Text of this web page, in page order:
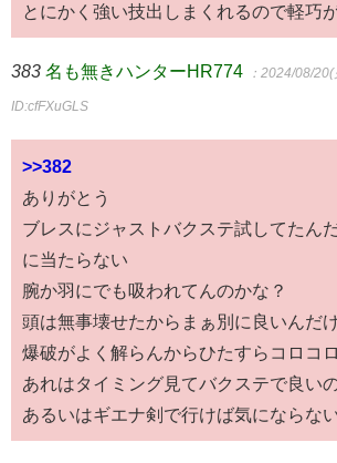
とにかく強い技出しまくれるので軽巧
383 名も無きハンターHR774 ：2024/08/
ID:cfFXuGLS
>>382
ありがとう
ブレスにジャストバクステ試してたん
に当たらない
腕か羽にでも吸われてんのかな？
頭は無事壊せたからまぁ別に良いんだ
爆破がよく解らんからひたすらコロコ
あれはタイミング見てバクステで良い
あるいはギエナ剣で行けば気にならな